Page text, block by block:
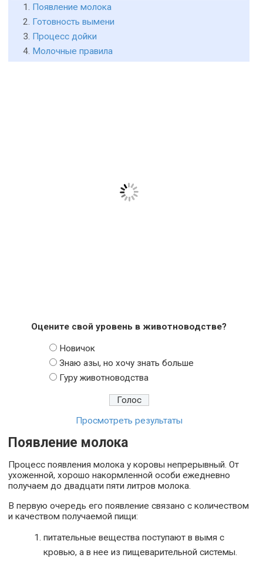
Появление молока
Готовность вымени
Процесс дойки
Молочные правила
Оцените свой уровень в животноводстве?
Новичок
Знаю азы, но хочу знать больше
Гуру животноводства
Просмотреть результаты
Появление молока
Процесс появления молока у коровы непрерывный. От
ухоженной, хорошо накормленной особи ежедневно
получаем до двадцати пяти литров молока.
В первую очередь его появление связано с количеством
и качеством получаемой пищи:
питательные вещества поступают в вымя с
кровью, а в нее из пищеварительной системы.